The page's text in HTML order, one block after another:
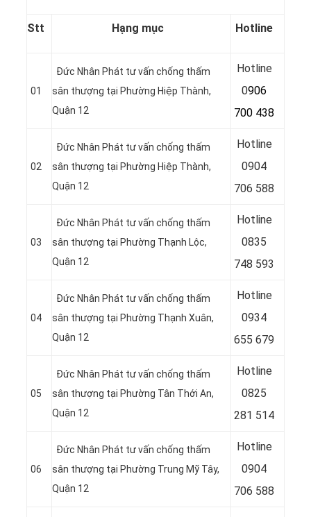
Stt Hạng mục Hotline
01
Đức Nhân Phát tư vấn chống thấm
sân thượng tại Phường Hiệp Thành,
Quận 12
Hotline
0906
700 438
02
Đức Nhân Phát tư vấn chống thấm
sân thượng tại Phường Hiệp Thành,
Quận 12
Hotline
0904
706 588
03
Đức Nhân Phát tư vấn chống thấm
sân thượng tại Phường Thạnh Lộc,
Quận 12
Hotline
0835
748 593
04
Đức Nhân Phát tư vấn chống thấm
sân thượng tại Phường Thạnh Xuân,
Quận 12
Hotline
0934
655 679
05
Đức Nhân Phát tư vấn chống thấm
sân thượng tại Phường Tân Thới An,
Quận 12
Hotline
0825
281 514
06
Đức Nhân Phát tư vấn chống thấm
sân thượng tại Phường Trung Mỹ Tây,
Quận 12
Hotline
0904
706 588